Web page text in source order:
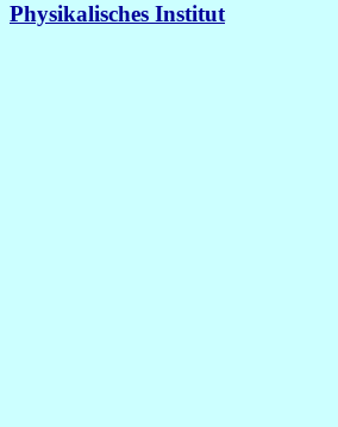
Physikalisches Institut